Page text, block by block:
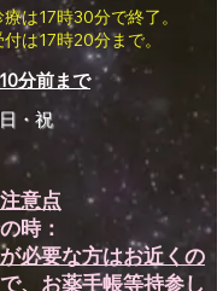
時30分で終了。
時20分まで。
分前まで
・祝​
意点
時：
必要な方はお近くの
、お薬手帳等持参し